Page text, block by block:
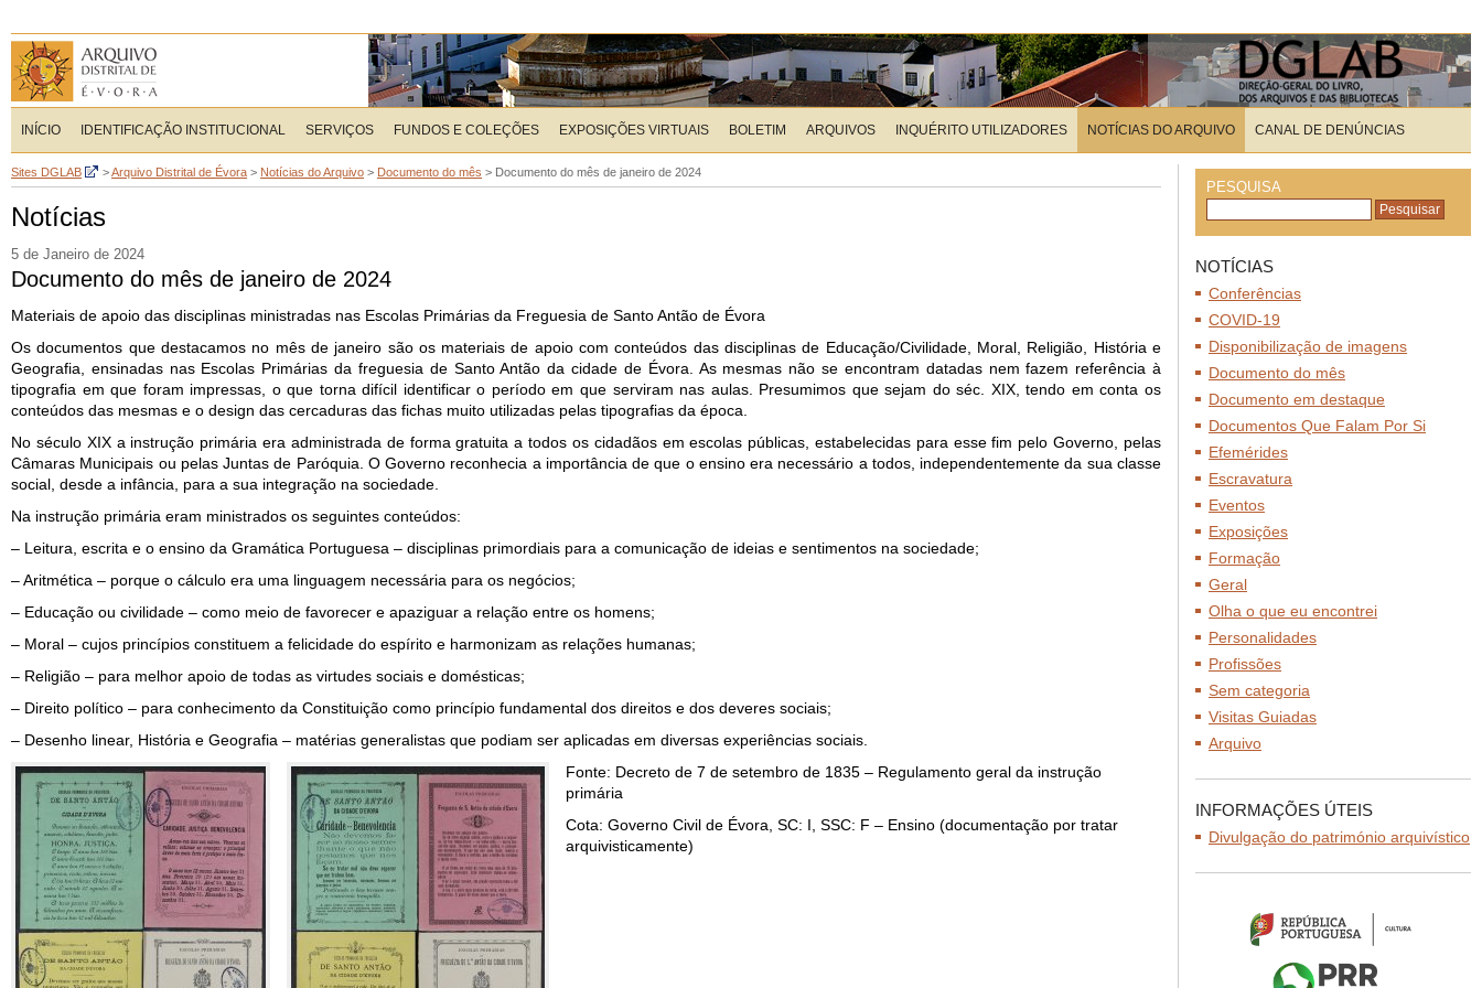
INÍCIO IDENTIFICAÇÃO INSTITUCIONAL SERVIÇOS FUNDOS E COLEÇÕES EXPOSIÇÕES VIRTUAIS BOLETIM ARQUIVOS INQUÉRITO UTILIZADORES NOTÍCIAS DO ARQUIVO CANAL DE DENÚNCIAS
Sites DGLAB >Arquivo Distrital de Évora > Notícias do Arquivo > Documento do mês > Documento do mês de janeiro de 2024
Notícias
5 de Janeiro de 2024
Documento do mês de janeiro de 2024
Materiais de apoio das disciplinas ministradas nas Escolas Primárias da Freguesia de Santo Antão de Évora
Os documentos que destacamos no mês de janeiro são os materiais de apoio com conteúdos das disciplinas de Educação/Civilidade, Moral, Religião, História e
Geografia, ensinadas nas Escolas Primárias da freguesia de Santo Antão da cidade de Évora. As mesmas não se encontram datadas nem fazem referência à
tipografia em que foram impressas, o que torna difícil identificar o período em que serviram nas aulas. Presumimos que sejam do séc. XIX, tendo em conta os
conteúdos das mesmas e o design das cercaduras das fichas muito utilizadas pelas tipografias da época.
No século XIX a instrução primária era administrada de forma gratuita a todos os cidadãos em escolas públicas, estabelecidas para esse fim pelo Governo, pelas
Câmaras Municipais ou pelas Juntas de Paróquia. O Governo reconhecia a importância de que o ensino era necessário a todos, independentemente da sua classe
social, desde a infância, para a sua integração na sociedade.
Na instrução primária eram ministrados os seguintes conteúdos:
– Leitura, escrita e o ensino da Gramática Portuguesa – disciplinas primordiais para a comunicação de ideias e sentimentos na sociedade;
– Aritmética – porque o cálculo era uma linguagem necessária para os negócios;
– Educação ou civilidade – como meio de favorecer e apaziguar a relação entre os homens;
– Moral – cujos princípios constituem a felicidade do espírito e harmonizam as relações humanas;
– Religião – para melhor apoio de todas as virtudes sociais e domésticas;
– Direito político – para conhecimento da Constituição como princípio fundamental dos direitos e dos deveres sociais;
– Desenho linear, História e Geografia – matérias generalistas que podiam ser aplicadas em diversas experiências sociais.
Fonte: Decreto de 7 de setembro de 1835 – Regulamento geral da instrução
primária
Cota: Governo Civil de Évora, SC: I, SSC: F – Ensino (documentação por tratar
arquivisticamente)
PESQUISA
NOTÍCIAS
Conferências
COVID-19
Disponibilização de imagens
Documento do mês
Documento em destaque
Documentos Que Falam Por Si
Efemérides
Escravatura
Eventos
Exposições
Formação
Geral
Olha o que eu encontrei
Personalidades
Profissões
Sem categoria
Visitas Guiadas
Arquivo
INFORMAÇÕES ÚTEIS
Divulgação do património arquivístico